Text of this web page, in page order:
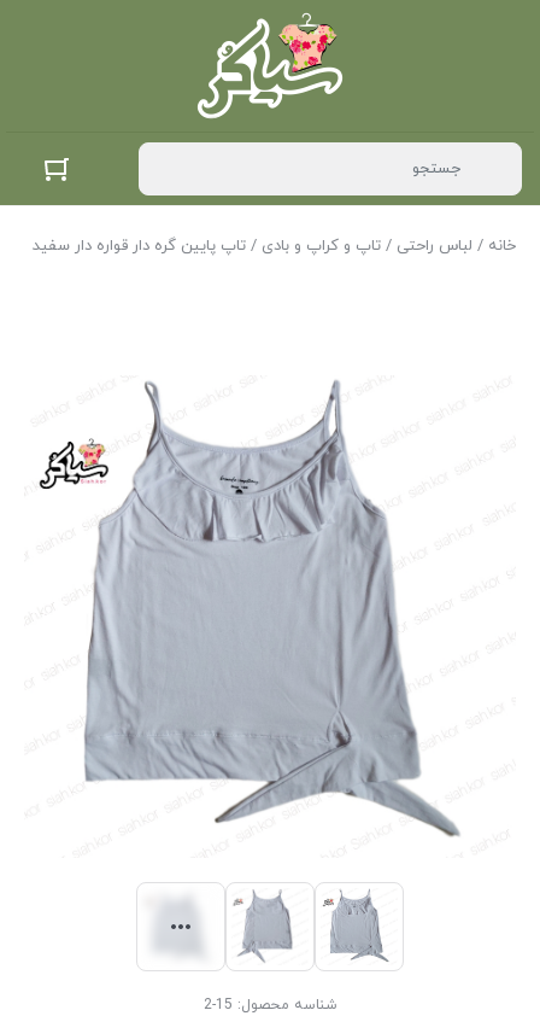
خانه / لباس راحتی / تاپ و کراپ و بادی / تاپ پایین گره دار قواره دار سفید
شناسه محصول: 15-2